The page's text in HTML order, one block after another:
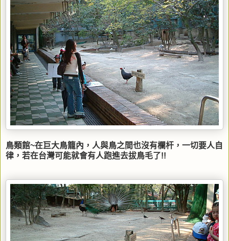
鳥類館~在巨大鳥籠內，人與鳥之間也沒有欄杆，一切要人自
律，若在台灣可能就會有人跑進去拔鳥毛了!!